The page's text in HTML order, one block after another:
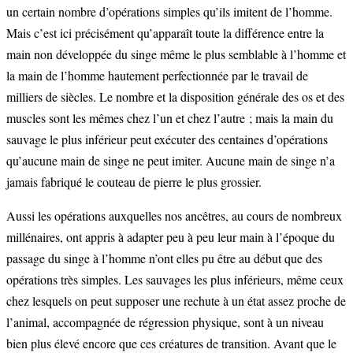
un certain nombre d’opérations simples qu’ils imitent de l’homme.
Mais c’est ici précisément qu’apparaît toute la différence entre la
main non développée du singe même le plus semblable à l’homme et
la main de l’homme hautement perfectionnée par le travail de
milliers de siècles. Le nombre et la disposition générale des os et des
muscles sont les mêmes chez l’un et chez l’autre ; mais la main du
sauvage le plus inférieur peut exécuter des centaines d’opérations
qu’aucune main de singe ne peut imiter. Aucune main de singe n’a
jamais fabriqué le couteau de pierre le plus grossier.
Aussi les opérations auxquelles nos ancêtres, au cours de nombreux
millénaires, ont appris à adapter peu à peu leur main à l’époque du
passage du singe à l’homme n’ont elles pu être au début que des
opérations très simples. Les sauvages les plus inférieurs, même ceux
chez lesquels on peut supposer une rechute à un état assez proche de
l’animal, accompagnée de régression physique, sont à un niveau
bien plus élevé encore que ces créatures de transition. Avant que le